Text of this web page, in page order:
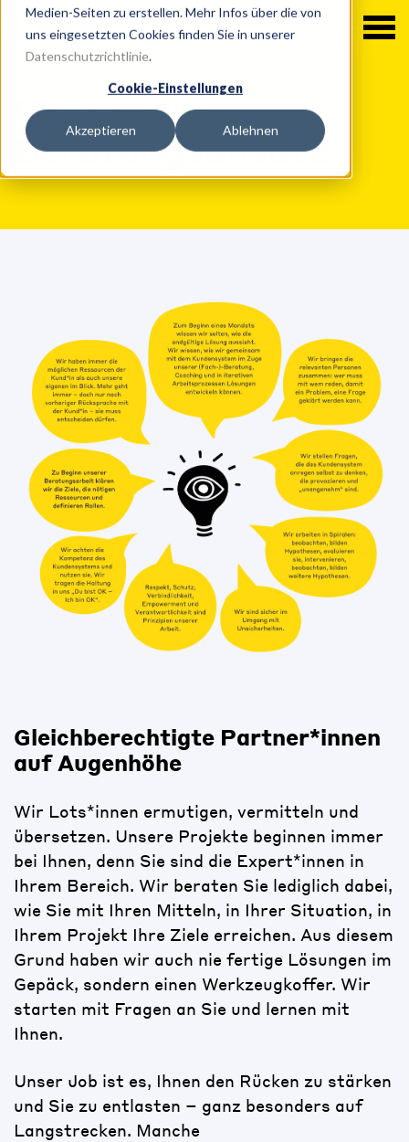
Medien-Seiten zu erstellen. Mehr Infos über die von
uns eingesetzten Cookies finden Sie in unserer
Datenschutzrichtlinie.
Cookie-Einstellungen
Akzeptieren Ablehnen
Unser
Beratungsansatz
Gleichberechtigte Partner*innen
auf Augenhöhe
Wir Lots*innen ermutigen, vermitteln und
übersetzen. Unsere Projekte beginnen immer
bei Ihnen, denn Sie sind die Expert*innen in
Ihrem Bereich. Wir beraten Sie lediglich dabei,
wie Sie mit Ihren Mitteln, in Ihrer Situation, in
Ihrem Projekt Ihre Ziele erreichen. Aus diesem
Grund haben wir auch nie fertige Lösungen im
Gepäck, sondern einen Werkzeugkoffer. Wir
starten mit Fragen an Sie und lernen mit
Ihnen.
Unser Job ist es, Ihnen den Rücken zu stärken
und Sie zu entlasten – ganz besonders auf
Langstrecken. Manche